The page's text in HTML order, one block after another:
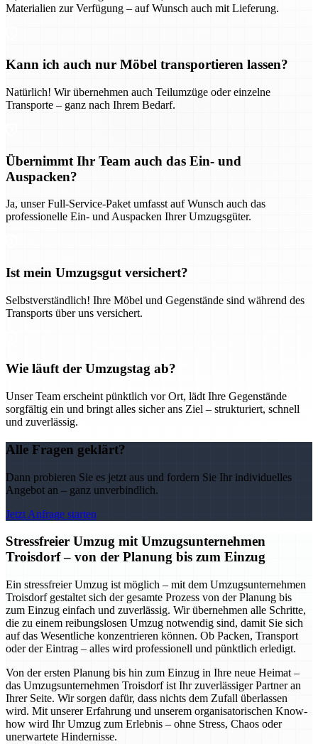
Materialien zur Verfügung – auf Wunsch auch mit Lieferung.
Kann ich auch nur Möbel transportieren lassen?
Natürlich! Wir übernehmen auch Teilumzüge oder einzelne
Transporte – ganz nach Ihrem Bedarf.
Übernimmt Ihr Team auch das Ein- und
Auspacken?
Ja, unser Full-Service-Paket umfasst auf Wunsch auch das
professionelle Ein- und Auspacken Ihrer Umzugsgüter.
Ist mein Umzugsgut versichert?
Selbstverständlich! Ihre Möbel und Gegenstände sind während des
Transports über uns versichert.
Wie läuft der Umzugstag ab?
Unser Team erscheint pünktlich vor Ort, lädt Ihre Gegenstände
sorgfältig ein und bringt alles sicher ans Ziel – strukturiert, schnell
und zuverlässig.
Alle Fragen geklärt?
Dann probieren Sie es jetzt aus und fordern Sie Ihr individuelles
Angebot an – ganz unverbindlich.
Jetzt Anfrage starten
Stressfreier Umzug mit Umzugsunternehmen
Troisdorf – von der Planung bis zum Einzug
Ein stressfreier Umzug ist möglich – mit dem Umzugsunternehmen
Troisdorf gestaltet sich der gesamte Prozess von der Planung bis
zum Einzug einfach und zuverlässig. Wir übernehmen alle Schritte,
die zu einem reibungslosen Umzug notwendig sind, damit Sie sich
auf das Wesentliche konzentrieren können. Ob Packen, Transport
oder der Eintrag – alles wird professionell und pünktlich erledigt.
Von der ersten Planung bis hin zum Einzug in Ihre neue Heimat –
das Umzugsunternehmen Troisdorf ist Ihr zuverlässiger Partner an
Ihrer Seite. Wir sorgen dafür, dass nichts dem Zufall überlassen
wird. Mit unserer Erfahrung und unserem organisatorischen Know-
how wird Ihr Umzug zum Erlebnis – ohne Stress, Chaos oder
unerwartete Hindernisse.